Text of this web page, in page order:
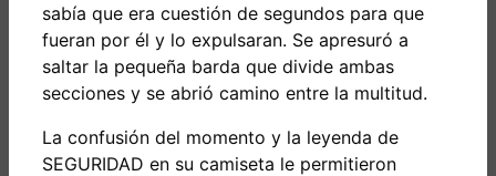
sabía que era cuestión de segundos para que
fueran por él y lo expulsaran. Se apresuró a
saltar la pequeña barda que divide ambas
secciones y se abrió camino entre la multitud.
La confusión del momento y la leyenda de
SEGURIDAD en su camiseta le permitieron